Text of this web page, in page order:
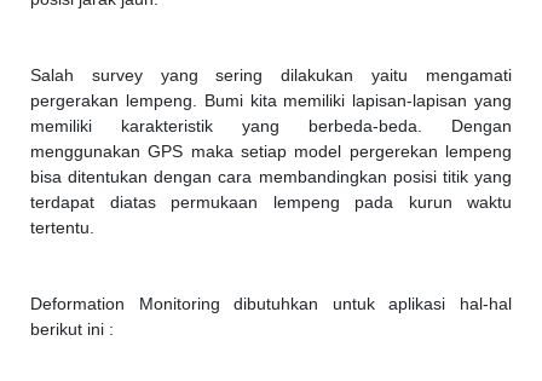
Salah survey yang sering dilakukan yaitu mengamati
pergerakan lempeng. Bumi kita memiliki lapisan-lapisan yang
memiliki karakteristik yang berbeda-beda. Dengan
menggunakan GPS maka setiap model pergerekan lempeng
bisa ditentukan dengan cara membandingkan posisi titik yang
terdapat diatas permukaan lempeng pada kurun waktu
tertentu.
Deformation Monitoring dibutuhkan untuk aplikasi hal-hal
berikut ini :